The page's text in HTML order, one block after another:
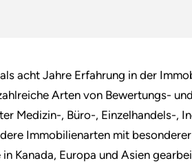
acht Jahre Erfahrung in der
Arten von Bewertungs-
Medizin-, Büro-, Einzelhandels-,
Immobilienarten mit
Kanada, Europa und Asien